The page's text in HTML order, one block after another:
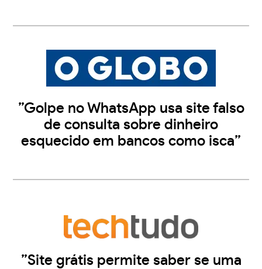
”Golpe no WhatsApp usa site falso
de consulta sobre dinheiro
esquecido em bancos como isca”
”Site grátis permite saber se uma